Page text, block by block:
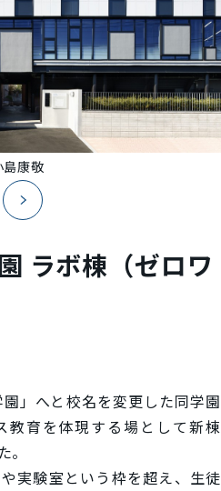
島康敬
ラボ棟（ゼロワ
」へと校名を変更した同学園
教育を体現する場として新棟
実験室という枠を超え、生徒